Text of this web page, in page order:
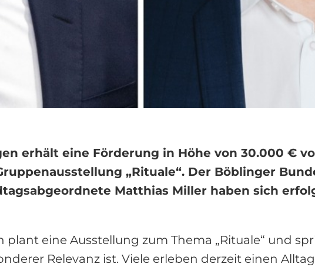
erhält eine Förderung in Höhe von 30.000 €
„Rituale“. Der Böblinger
Matthias Miller haben sich
plant eine Ausstellung zum Thema „Rituale“ und
Relevanz ist. Viele erleben derzeit einen